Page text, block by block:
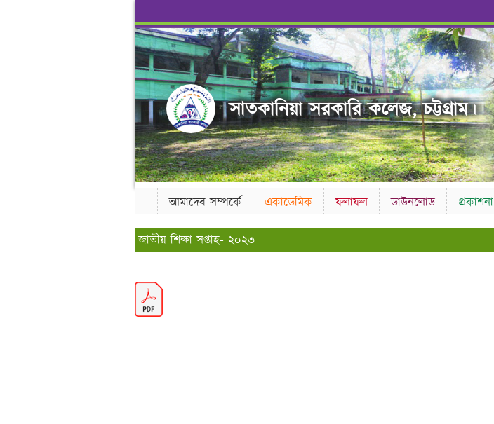
সাতকানিয়া সরকারি কলেজ, চট্টগ্রাম।
আমাদের সম্পর্কে একাডেমিক ফলাফল ডাউনলোড প্রকাশনা
জাতীয় শিক্ষা সপ্তাহ- ২০২৩